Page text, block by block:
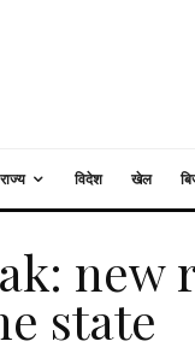
राज्य विदेश खेल
new
state